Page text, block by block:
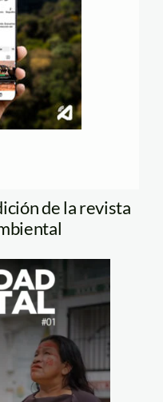
de la revista